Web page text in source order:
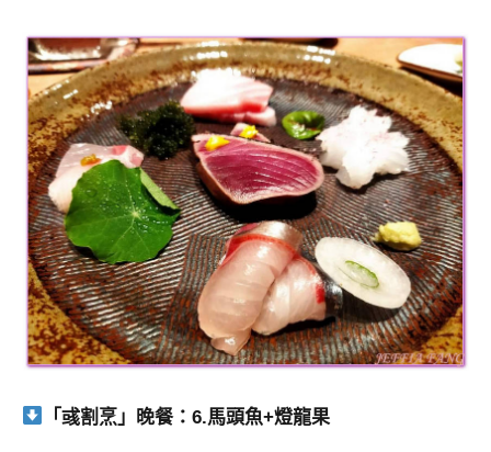
「彧割烹」晚餐：6.馬頭魚+燈龍果